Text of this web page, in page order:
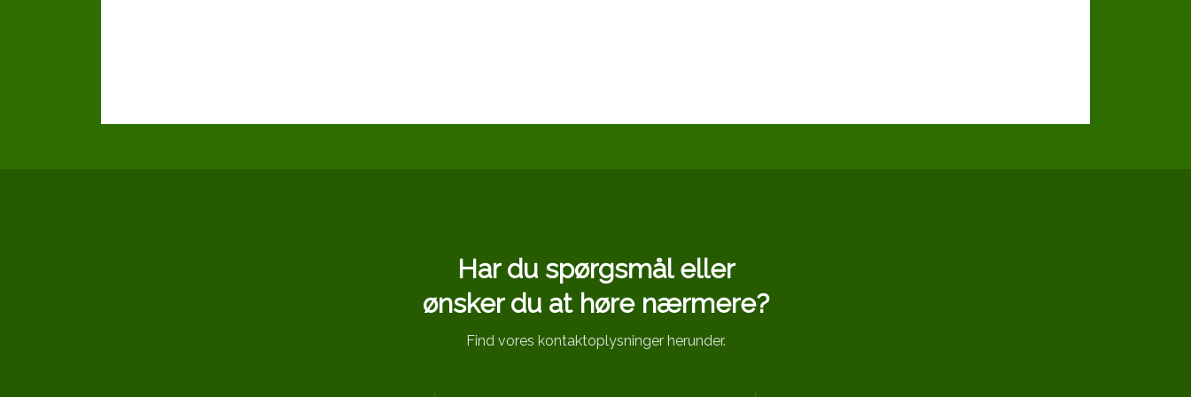
Har du spørgsmål eller
​ønsker du at høre nærmere?
Find vores kontaktoplysninger herunder.